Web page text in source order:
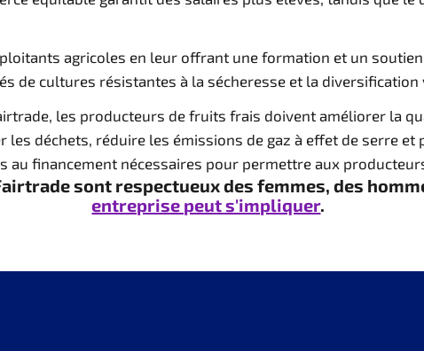
agricoles en leur offrant une formation et un
de cultures résistantes à la sécheresse et la
les producteurs de fruits frais doivent améliorer la
déchets, réduire les émissions de gaz à effet de serre
au financement nécessaires pour permettre aux
sont respectueux des femmes, des
entreprise peut s'impliquer.